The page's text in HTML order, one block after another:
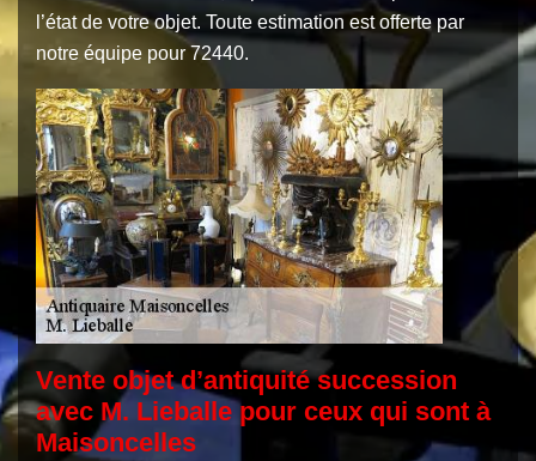
l’état de votre objet. Toute estimation est offerte par
notre équipe pour 72440.
Vente objet d’antiquité succession
avec M. Lieballe pour ceux qui sont à
Maisoncelles